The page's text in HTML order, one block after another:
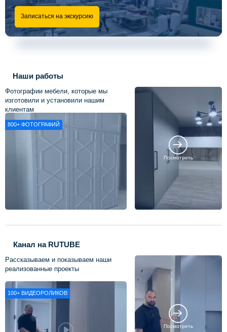
Записаться на экскурсию
Наши работы
Фотографии мебели, которые мы
изготовили и установили нашим
клиентам
800+ ФОТОГРАФИЙ
Посмотреть
Канал на RUTUBE
Рассказываем и показываем наши
реализованные проекты
100+ ВИДЕОРОЛИКОВ
Посмотреть